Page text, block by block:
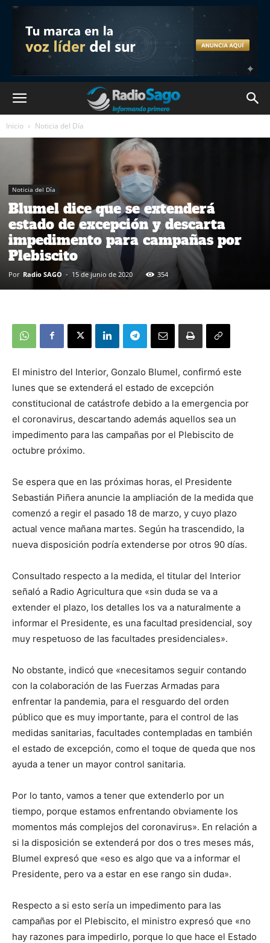
Inicio Noticia del Día
Noticia del Día
Blumel dice que se extenderá
estado de excepción y descarta
impedimento para campañas por
Plebiscito
Por Radio SAGO - 15 de junio de 2020 354
El ministro del Interior, Gonzalo Blumel, confirmó este
lunes que se extenderá el estado de excepción
constitucional de catástrofe debido a la emergencia por
el coronavirus, descartando además aquellos sea un
impedimento para las campañas por el Plebiscito de
octubre próximo.
Se espera que en las próximas horas, el Presidente
Sebastián Piñera anuncie la ampliación de la medida que
comenzó a regir el pasado 18 de marzo, y cuyo plazo
actual vence mañana martes. Según ha trascendido, la
nueva disposición podría extenderse por otros 90 días.
Consultado respecto a la medida, el titular del Interior
señaló a Radio Agricultura que «sin duda se va a
extender el plazo, los detalles los va a naturalmente a
informar el Presidente, es una facultad presidencial, soy
muy respetuoso de las facultades presidenciales».
No obstante, indicó que «necesitamos seguir contando
con la colaboración de las Fuerzas Armadas para
enfrentar la pandemia, para el resguardo del orden
público que es muy importante, para el control de las
medidas sanitarias, facultades contempladas en también
el estado de excepción, como el toque de queda que nos
ayuda a tener un mayor control sanitaria.
Por lo tanto, vamos a tener que extenderlo por un
tiempo, porque estamos enfrentando obviamente los
momentos más complejos del coronavirus». En relación a
si la disposición se extenderá por dos o tres meses más,
Blumel expresó que «eso es algo que va a informar el
Presidente, pero va a estar en ese rango sin duda».
Respecto a si esto sería un impedimento para las
campañas por el Plebiscito, el ministro expresó que «no
hay razones para impedirlo, porque lo que hace el Estado